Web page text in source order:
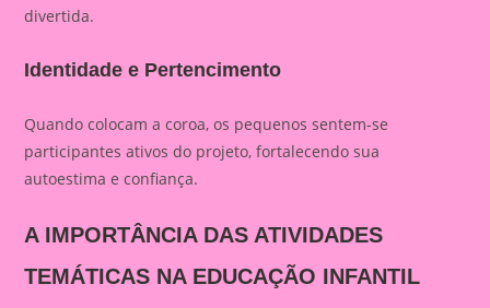
divertida.
Identidade e Pertencimento
Quando colocam a coroa, os pequenos sentem-se
participantes ativos do projeto, fortalecendo sua
autoestima e confiança.
A IMPORTÂNCIA DAS ATIVIDADES
TEMÁTICAS NA EDUCAÇÃO INFANTIL